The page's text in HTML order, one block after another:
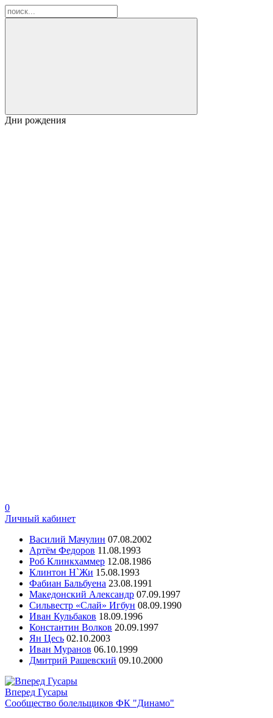
Дни рождения
0
Личный кабинет
Василий Мачулин 07.08.2002
Артём Федоров 11.08.1993
Роб Клинкхаммер 12.08.1986
Клинтон Н`Жи 15.08.1993
Фабиан Бальбуена 23.08.1991
Македонский Александр 07.09.1997
Сильвестр «Слай» Игбун 08.09.1990
Иван Кульбаков 18.09.1996
Константин Волков 20.09.1997
Ян Цесь 02.10.2003
Иван Муранов 06.10.1999
Дмитрий Рашевский 09.10.2000
Вперед Гусары
Сообщество болельщиков ФК "Динамо"